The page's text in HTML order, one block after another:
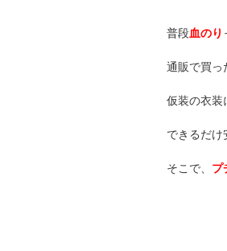
普段血のり
通販で買っ
仮装の衣装
できるだけ
そこで、 プ